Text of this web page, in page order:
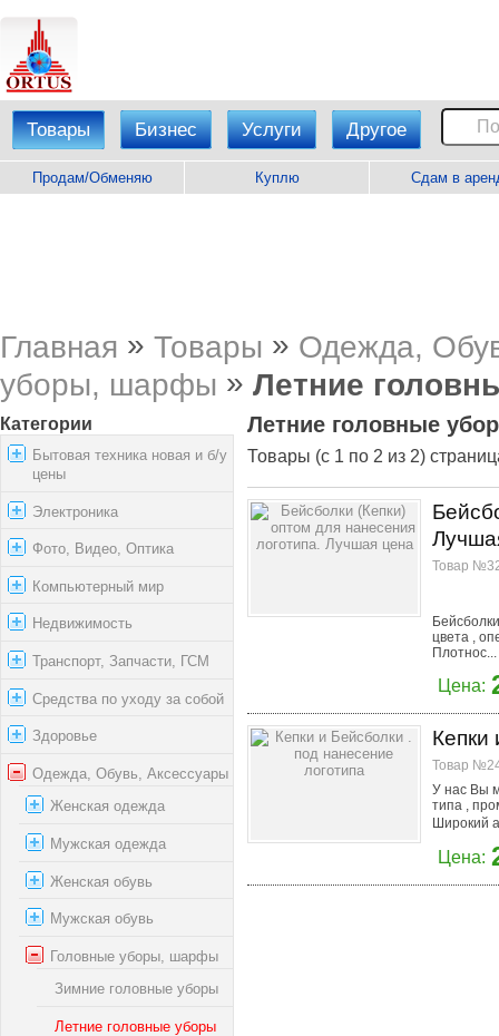
Товары Бизнес Услуги Другое
Продам/Обменяю Куплю Сдам в
Главная » Товары » Одежда,
уборы, шарфы » Летние
Категории
Бытовая техника новая и б/у
цены
Электроника
Фото, Видео, Оптика
Компьютерный мир
Недвижимость
Транспорт, Запчасти, ГСМ
Средства по уходу за собой
Здоровье
Одежда, Обувь, Аксессуары
Женская одежда
Мужская одежда
Женская обувь
Мужская обувь
Головные уборы, шарфы
Зимние головные уборы
Летние головные уборы
Летние головные
Товары (с 1 по 2 из 2)
Товар
цвета ,
Плотнос...
Цена:
Кепки
Товар
У нас Вы
типа ,
Широкий
Цена: